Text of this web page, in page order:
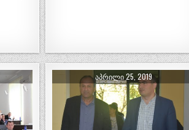
ᲐᲞᲠᲘᲚᲘ 25, 2019